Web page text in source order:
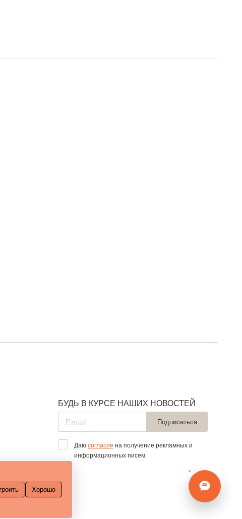
БУДЬ В КУРСЕ НАШИХ НОВОСТЕЙ
Подписаться
Даюсогласие на получение рекламных и
информационных писем.
Хорошо